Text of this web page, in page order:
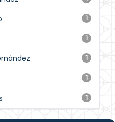
1
1
1
1
1